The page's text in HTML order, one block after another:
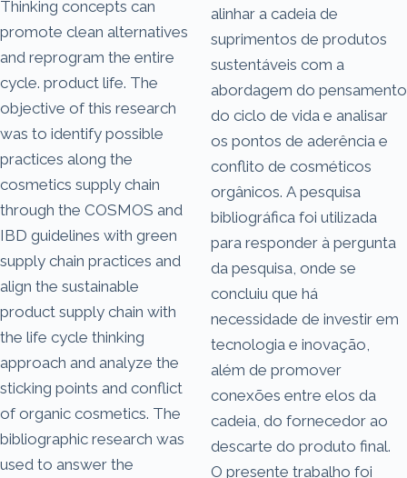
Thinking concepts can
promote clean alternatives
and reprogram the entire
cycle. product life. The
objective of this research
was to identify possible
practices along the
cosmetics supply chain
through the COSMOS and
IBD guidelines with green
supply chain practices and
align the sustainable
product supply chain with
the life cycle thinking
approach and analyze the
sticking points and conflict
of organic cosmetics. The
bibliographic research was
used to answer the
alinhar a cadeia de
suprimentos de produtos
sustentáveis com a
abordagem do pensamento
do ciclo de vida e analisar
os pontos de aderência e
conflito de cosméticos
orgânicos. A pesquisa
bibliográfica foi utilizada
para responder à pergunta
da pesquisa, onde se
concluiu que há
necessidade de investir em
tecnologia e inovação,
além de promover
conexões entre elos da
cadeia, do fornecedor ao
descarte do produto final.
O presente trabalho foi